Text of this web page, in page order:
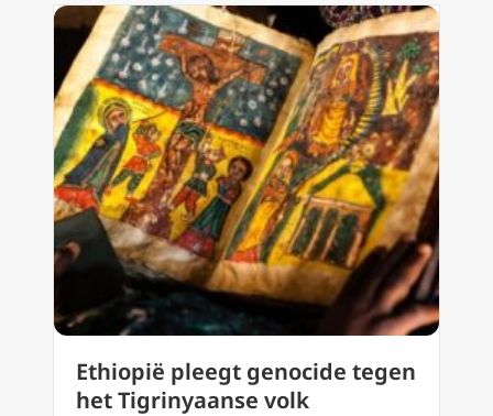
Ethiopië pleegt genocide tegen
het Tigrinyaanse volk